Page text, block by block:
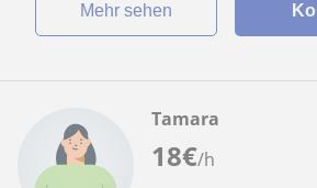
Mehr sehen
18€/h
Tamara